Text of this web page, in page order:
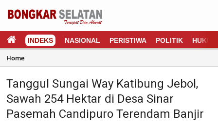
INDEKS NASIONAL PERISTIWA POLITIK HUKUM
Home
Tanggul Sungai Way Katibung Jebol,
Sawah 254 Hektar di Desa Sinar
Pasemah Candipuro Terendam Banjir